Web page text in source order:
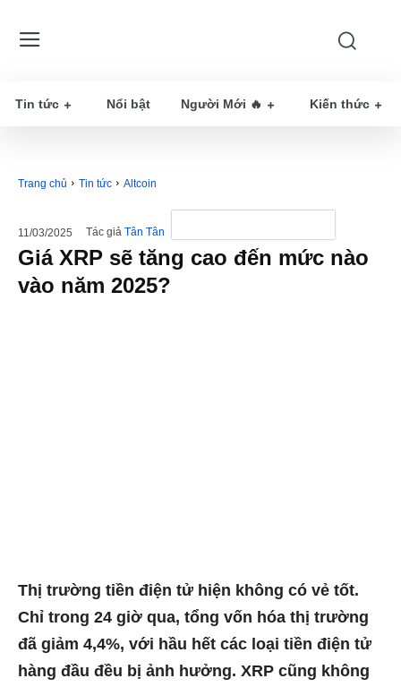
Tin tức Nổi bật Người Mới 🔥 Kiến thức
Trang chủ Tin tức Altcoin
11/03/2025 Tác giả Tân Tân
Giá XRP sẽ tăng cao đến mức nào
vào năm 2025?
Thị trường tiền điện tử hiện không có vẻ tốt.
Chỉ trong 24 giờ qua, tổng vốn hóa thị trường
đã giảm 4,4%, với hầu hết các loại tiền điện tử
hàng đầu đều bị ảnh hưởng. XRP cũng không